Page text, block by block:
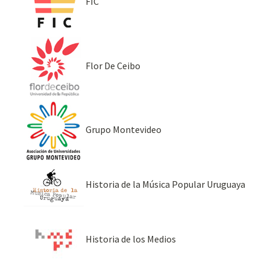
Flor De Ceibo
Grupo Montevideo
Historia de la Música Popular Uruguaya
Historia de los Medios